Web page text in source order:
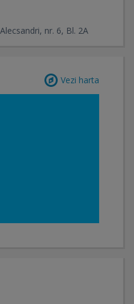
nr. 6, Bl. 2A
Vezi harta